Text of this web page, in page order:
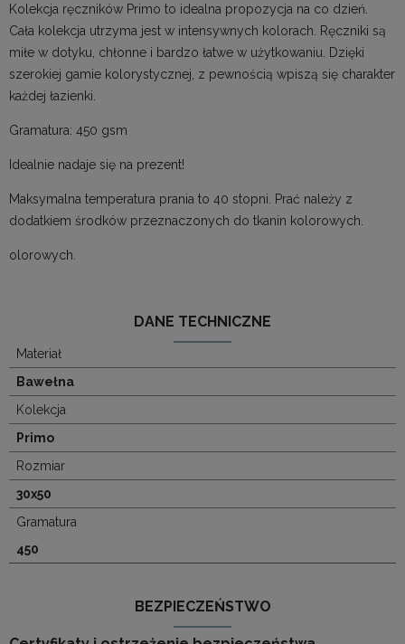
Kolekcja ręczników Primo to idealna propozycja na co dzień.
Cała kolekcja utrzyma jest w intensywnych kolorach. Ręczniki są
miłe w dotyku, chłonne i bardzo łatwe w użytkowaniu. Dzięki
szerokiej gamie kolorystycznej, z pewnością wpiszą się charakter
każdej łazienki.
Gramatura: 450 gsm
Idealnie nadaje się na prezent!
Maksymalna temperatura prania to 40 stopni. Prać należy z
dodatkiem środków przeznaczonych do tkanin kolorowych.
olorowych.
DANE TECHNICZNE
Materiał
Bawełna
Kolekcja
Primo
Rozmiar
30x50
Gramatura
450
BEZPIECZEŃSTWO